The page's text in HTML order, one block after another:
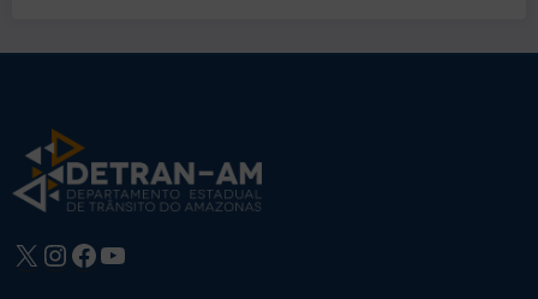
X Instagram
Facebook
Youtube